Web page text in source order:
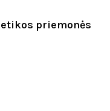
priemonės